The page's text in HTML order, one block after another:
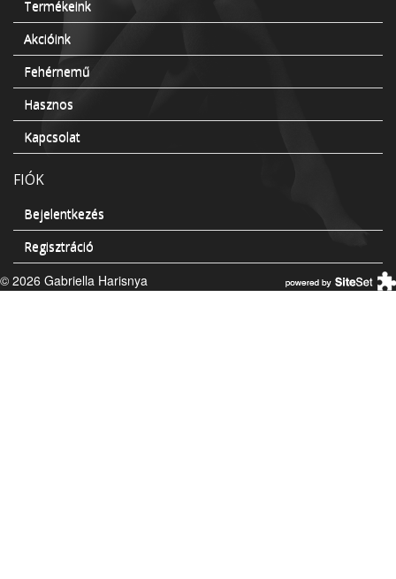
Termékeink
Akcióink
Fehérnemű
Hasznos
Kapcsolat
FIÓK
Bejelentkezés
Regisztráció
© 2026 Gabriella Harisnya